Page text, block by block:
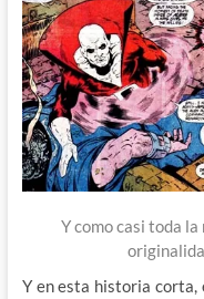
Y como casi toda
Y en esta historia corta,